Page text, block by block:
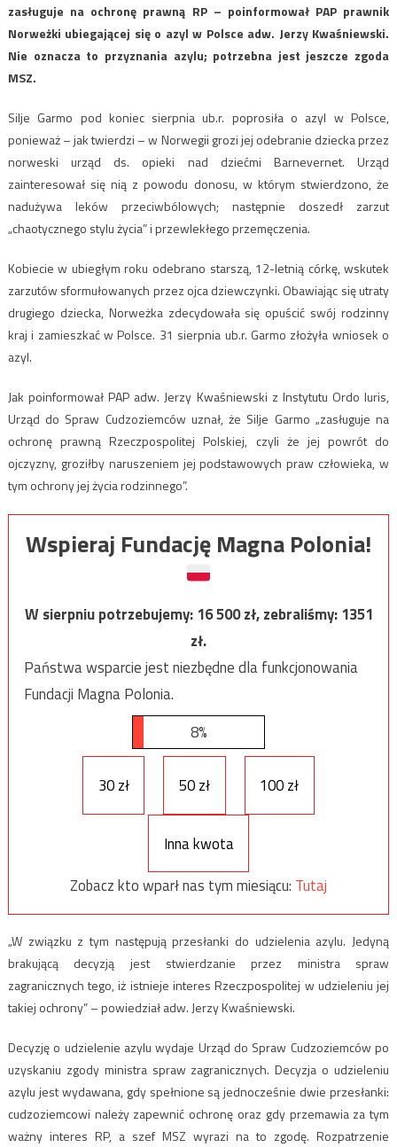
zasługuje na ochronę prawną RP – poinformował PAP prawnik
Norweżki ubiegającej się o azyl w Polsce adw. Jerzy Kwaśniewski.
Nie oznacza to przyznania azylu; potrzebna jest jeszcze zgoda
MSZ.
Silje Garmo pod koniec sierpnia ub.r. poprosiła o azyl w Polsce,
ponieważ – jak twierdzi – w Norwegii grozi jej odebranie dziecka przez
norweski urząd ds. opieki nad dziećmi Barnevernet. Urząd
zainteresował się nią z powodu donosu, w którym stwierdzono, że
nadużywa leków przeciwbólowych; następnie doszedł zarzut
„chaotycznego stylu życia” i przewlekłego przemęczenia.
Kobiecie w ubiegłym roku odebrano starszą, 12-letnią córkę, wskutek
zarzutów sformułowanych przez ojca dziewczynki. Obawiając się utraty
drugiego dziecka, Norweżka zdecydowała się opuścić swój rodzinny
kraj i zamieszkać w Polsce. 31 sierpnia ub.r. Garmo złożyła wniosek o
azyl.
Jak poinformował PAP adw. Jerzy Kwaśniewski z Instytutu Ordo Iuris,
Urząd do Spraw Cudzoziemców uznał, że Silje Garmo „zasługuje na
ochronę prawną Rzeczpospolitej Polskiej, czyli że jej powrót do
ojczyzny, groziłby naruszeniem jej podstawowych praw człowieka, w
tym ochrony jej życia rodzinnego”.
Wspieraj Fundację Magna Polonia!
W sierpniu potrzebujemy:16 500zł, zebraliśmy:1351
zł.
Państwa wsparcie jest niezbędne dla funkcjonowania
Fundacji Magna Polonia.
8%
30 zł 50 zł 100 zł
Inna kwota
Zobacz kto wparł nas tym miesiącu: Tutaj
„W związku z tym następują przesłanki do udzielenia azylu. Jedyną
brakującą decyzją jest stwierdzanie przez ministra spraw
zagranicznych tego, iż istnieje interes Rzeczpospolitej w udzieleniu jej
takiej ochrony” – powiedział adw. Jerzy Kwaśniewski.
Decyzję o udzielenie azylu wydaje Urząd do Spraw Cudzoziemców po
uzyskaniu zgody ministra spraw zagranicznych. Decyzja o udzieleniu
azylu jest wydawana, gdy spełnione są jednocześnie dwie przesłanki:
cudzoziemcowi należy zapewnić ochronę oraz gdy przemawia za tym
ważny interes RP, a szef MSZ wyrazi na to zgodę. Rozpatrzenie